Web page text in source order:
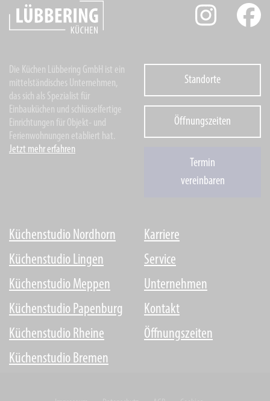
Die Küchen Lübbering GmbH ist ein
mittelständisches Unternehmen,
das sich als Spezialist für
Einbauküchen und schlüsselfertige
Einrichtungen für Objekt- und
Ferienwohnungen etabliert hat.
Jetzt mehr erfahren
Standorte
Öffnungszeiten
Termin
vereinbaren
Küchenstudio Nordhorn
Küchenstudio Lingen
Küchenstudio Meppen
Küchenstudio Papenburg
Küchenstudio Rheine
Küchenstudio Bremen
Karriere
Service
Unternehmen
Kontakt
Öffnungszeiten